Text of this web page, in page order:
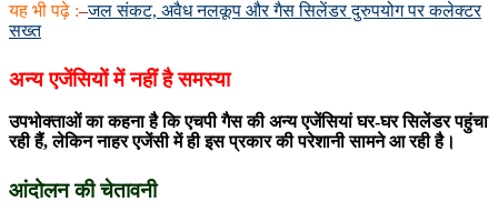
यह भी पढ़े :–जल संकट, अवैध नलकूप और गैस सिलेंडर दुरुपयोग पर कलेक्टर
सख्त
अन्य एजेंसियों में नहीं है समस्या
उपभोक्ताओं का कहना है कि एचपी गैस की अन्य एजेंसियां घर-घर सिलेंडर पहुंचा
रही हैं, लेकिन नाहर एजेंसी में ही इस प्रकार की परेशानी सामने आ रही है।
आंदोलन की चेतावनी